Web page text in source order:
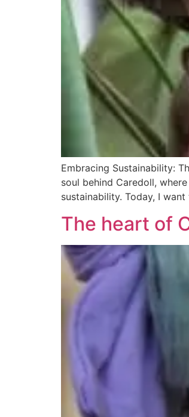
Embracing Sustainability:
soul behind Caredoll,
sustainability. Today, I
The heart of